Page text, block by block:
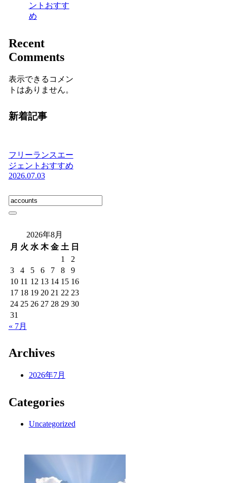
ントおすす
め
Recent
Comments
表示できるコメン
トはありません。
新着記事
フリーランスエー
ジェントおすすめ
2026.07.03
2026年8月
月 火 水 木 金 土 日
1
2
3
4 5 6 7 8
9
10 11 12 13 14 15 16
17 18 19 20 21 22 23
24 25 26 27 28 29 30
31
« 7月
Archives
2026年7月
Categories
Uncategorized